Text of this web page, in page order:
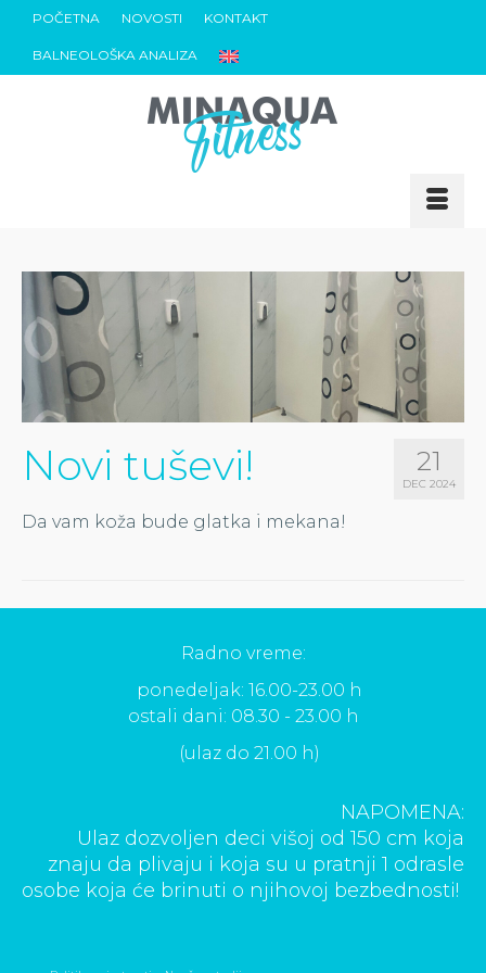
POČETNA NOVOSTI KONTAKT
BALNEOLOŠKA ANALIZA
21
DEC 2024
Novi tuševi!
Da vam koža bude glatka i mekana!
Radno vreme:
ponedeljak: 16.00-23.00 h
ostali dani: 08.30 - 23.00 h
(ulaz do 21.00 h)
NAPOMENA:
Ulaz dozvoljen deci višoj od 150 cm koja
znaju da plivaju i koja su u pratnji 1 odrasle
osobe koja će brinuti o njihovoj bezbednosti!